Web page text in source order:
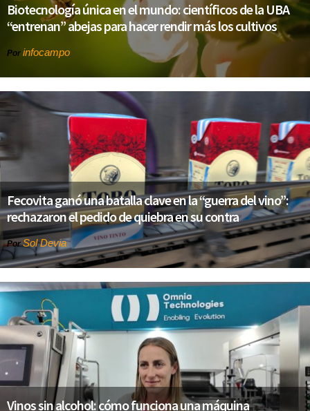
Biotecnología única en el mundo: científicos de la UBA
“entrenan” abejas para hacer rendir más los cultivos
Por infocampo
Fecovita ganó una batalla clave en la “guerra del vino”:
rechazaron el pedido de quiebra en su contra
PorSol Devia
Vinos sin alcohol: cómo funciona una máquina